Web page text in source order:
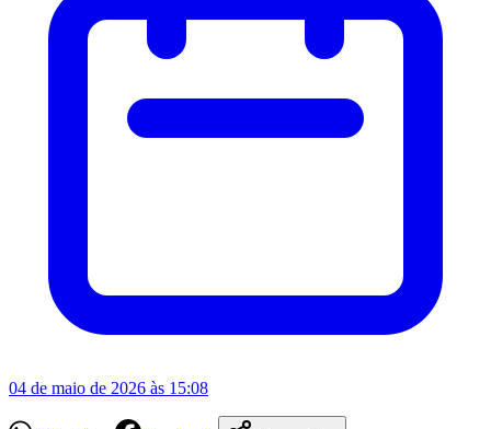
04 de maio de 2026 às 15:08